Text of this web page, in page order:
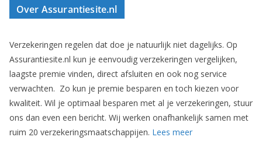
Over Assurantiesite.nl
Verzekeringen regelen dat doe je natuurlijk niet dagelijks. Op
Assurantiesite.nl kun je eenvoudig verzekeringen vergelijken,
laagste premie vinden, direct afsluiten en ook nog service
verwachten. Zo kun je premie besparen en toch kiezen voor
kwaliteit. Wil je optimaal besparen met al je verzekeringen, stuur
ons dan even een bericht. Wij werken onafhankelijk samen met
ruim 20 verzekeringsmaatschappijen. Lees meer